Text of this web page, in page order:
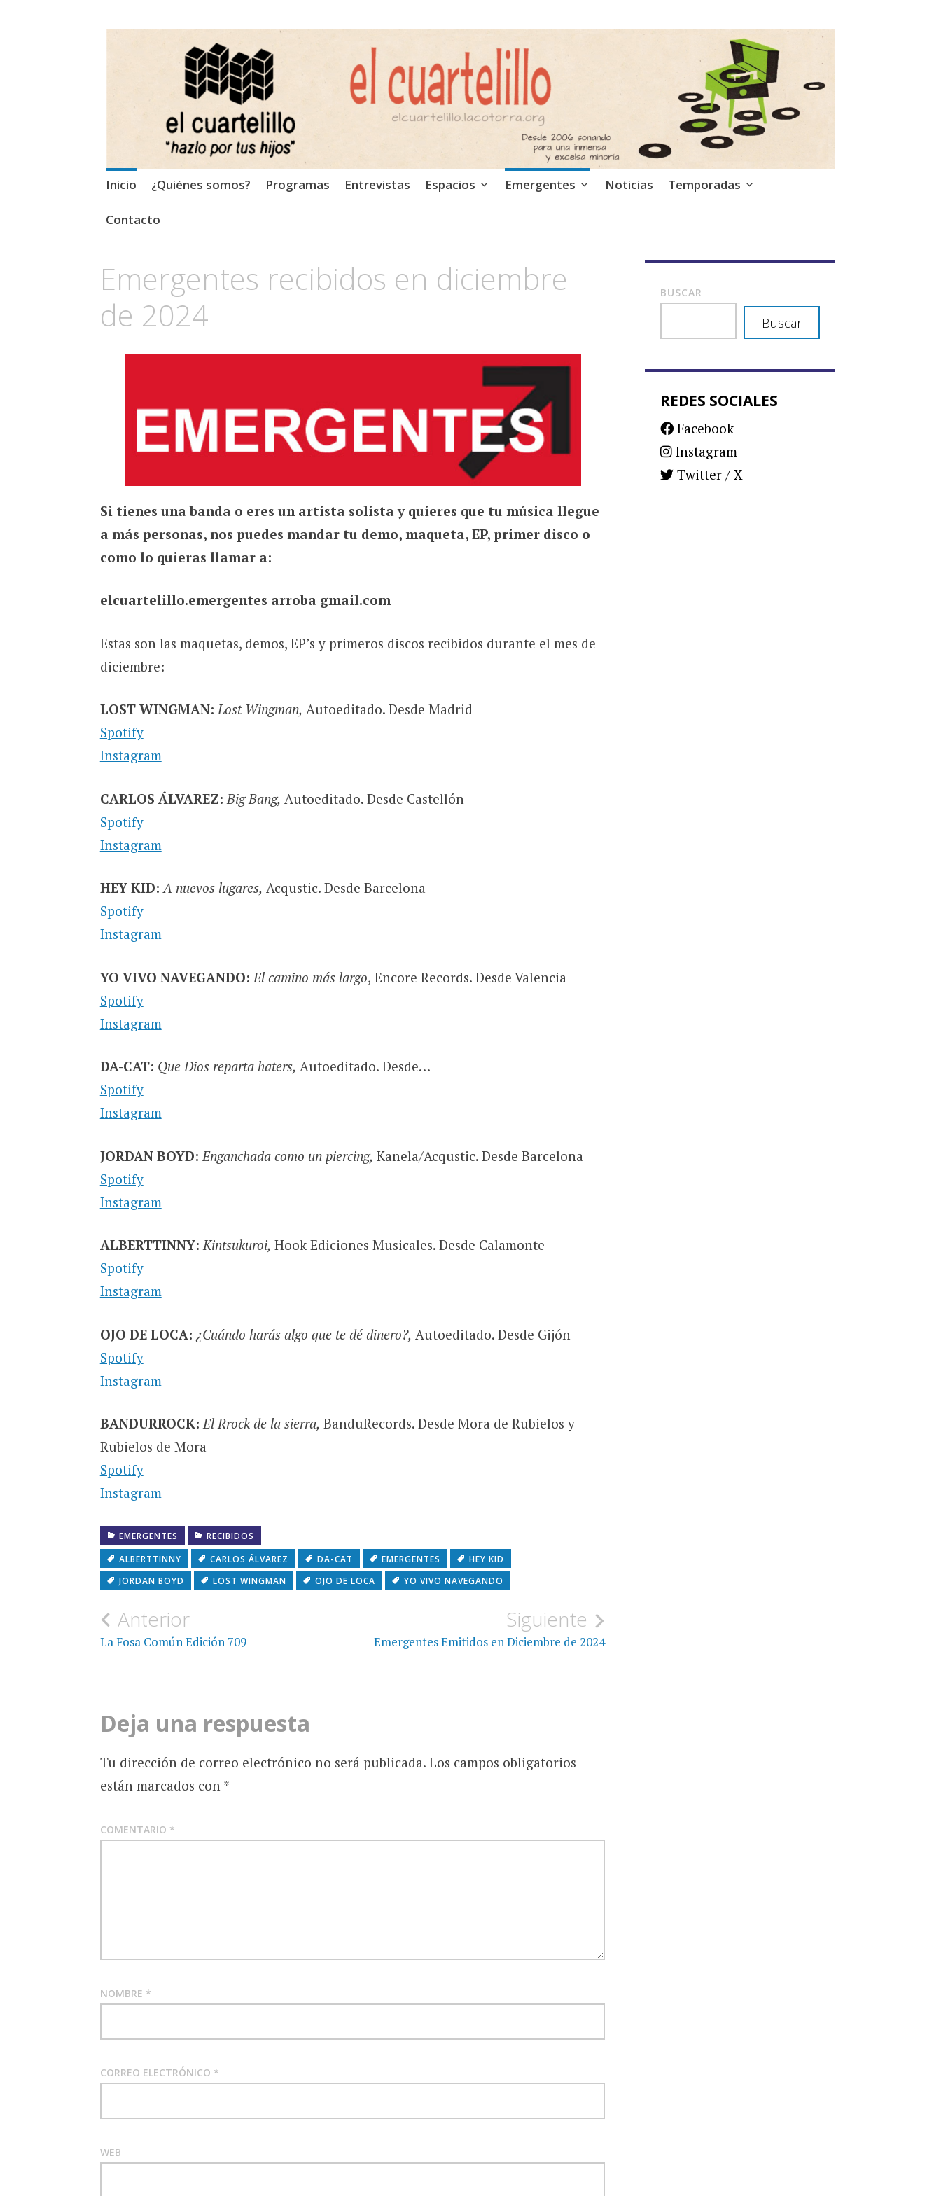
El Cuartelillo
Programa de radio de música independiente. Podcast
Saltar
contenido
Inicio ¿Quiénes somos? Programas Entrevistas Espacios Emergentes Noticias Temporadas
Contacto
Emergentes recibidos en diciembre
de 2024
Si tienes una banda o eres un artista solista y quieres que tu música llegue
a más personas, nos puedes mandar tu demo, maqueta, EP, primer disco o
como lo quieras llamar a:
elcuartelillo.emergentes arroba gmail.com
Estas son las maquetas, demos, EP’s y primeros discos recibidos durante el mes de
diciembre:
LOST WINGMAN: Lost Wingman, Autoeditado. Desde Madrid
Spotify
Instagram
CARLOS ÁLVAREZ: Big Bang, Autoeditado. Desde Castellón
Spotify
Instagram
HEY KID: A nuevos lugares, Acqustic. Desde Barcelona
Spotify
Instagram
YO VIVO NAVEGANDO: El camino más largo, Encore Records. Desde Valencia
Spotify
Instagram
DA-CAT: Que Dios reparta haters, Autoeditado. Desde…
Spotify
Instagram
JORDAN BOYD: Enganchada como un piercing, Kanela/Acqustic. Desde Barcelona
Spotify
Instagram
ALBERTTINNY: Kintsukuroi, Hook Ediciones Musicales. Desde Calamonte
Spotify
Instagram
OJO DE LOCA: ¿Cuándo harás algo que te dé dinero?, Autoeditado. Desde Gijón
Spotify
Instagram
BANDURROCK: El Rrock de la sierra, BanduRecords. Desde Mora de Rubielos y
Rubielos de Mora
Spotify
Instagram
EMERGENTES
RECIBIDOS
ALBERTTINNY
CARLOS ÁLVAREZ DA-CAT EMERGENTES
HEY KID
JORDAN BOYD
LOST WINGMAN OJO DE LOCA YO VIVO NAVEGANDO
Navegación
de
Anterior
La Fosa Común Edición 709
Siguiente
Emergentes Emitidos en Diciembre de 2024
Deja una respuesta
Tu dirección de correo electrónico no será publicada. Los campos obligatorios
están marcados con *
COMENTARIO *
NOMBRE *
CORREO ELECTRÓNICO *
WEB
BUSCAR
Buscar
REDES SOCIALES
Facebook
Instagram
Twitter / X